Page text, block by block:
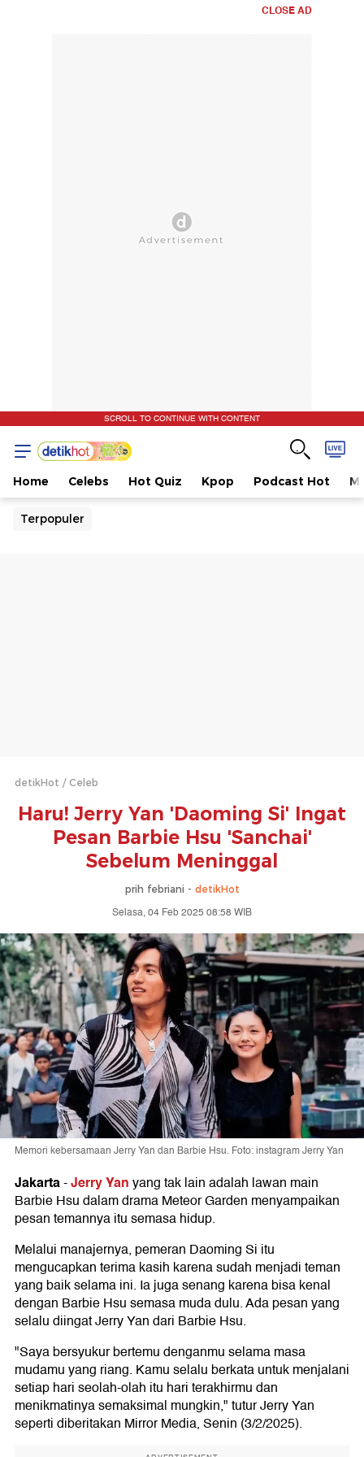
CLOSE AD
SCROLL TO CONTINUE WITH CONTENT
Home Celebs Hot Quiz Kpop Podcast Hot
Terpopuler
detikHot Celeb
Haru! Jerry Yan 'Daoming Si' Ingat
Pesan Barbie Hsu 'Sanchai'
Sebelum Meninggal
prih febriani - detikHot
Selasa, 04 Feb 2025 08:58 WIB
Memori kebersamaan Jerry Yan dan Barbie Hsu. Foto: instagram Jerry Yan
Jakarta-Jerry Yanyang tak lain adalah lawan main
Barbie Hsu dalam drama Meteor Garden menyampaikan
pesan temannya itu semasa hidup.
Melalui manajernya, pemeran Daoming Si itu
mengucapkan terima kasih karena sudah menjadi teman
yang baik selama ini. Ia juga senang karena bisa kenal
dengan Barbie Hsu semasa muda dulu. Ada pesan yang
selalu diingat Jerry Yan dari Barbie Hsu.
"Saya bersyukur bertemu denganmu selama masa
mudamu yang riang. Kamu selalu berkata untuk menjalani
setiap hari seolah-olah itu hari terakhirmu dan
menikmatinya semaksimal mungkin," tutur Jerry Yan
seperti diberitakan Mirror Media, Senin (3/2/2025).